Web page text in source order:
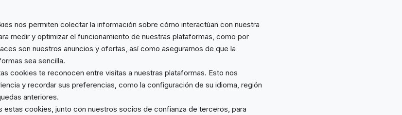
nos permiten colectar la información sobre cómo interactúan con nuestra
medir y optimizar el funcionamiento de nuestras plataformas, como por
son nuestros anuncios y ofertas, así como asegurarnos de que la
sea sencilla.
cookies te reconocen entre visitas a nuestras plataformas. Esto nos
y recordar sus preferencias, como la configuración de su idioma, región
anteriores.
estas cookies, junto con nuestros socios de confianza de terceros, para